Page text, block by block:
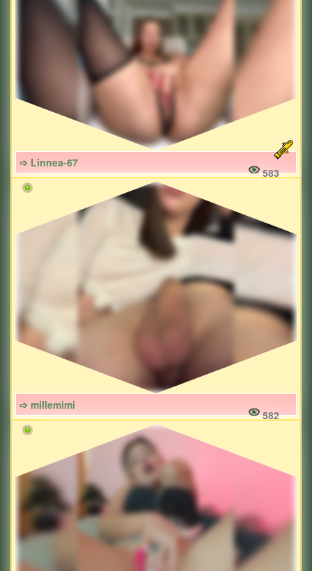
➩ Linnea-67
583
➩ millemimi
582